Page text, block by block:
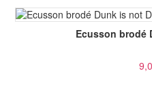
Ecusson brodé